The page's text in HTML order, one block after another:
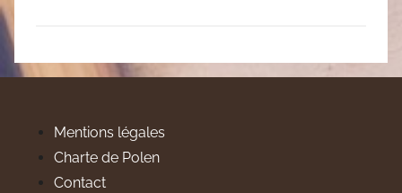
Mentions légales
Charte de Polen
Contact